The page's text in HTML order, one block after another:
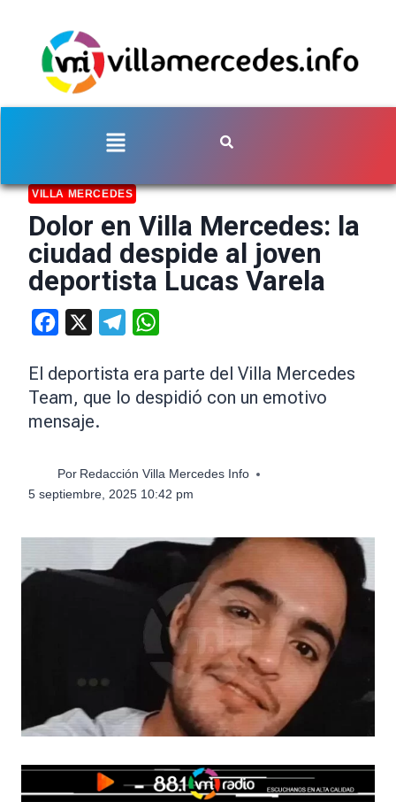
VILLA MERCEDES
Dolor en Villa Mercedes: la
ciudad despide al joven
deportista Lucas Varela
Facebook Telegram
El deportista era parte del Villa Mercedes
Team, que lo despidió con un emotivo
mensaje.
Por Redacción Villa Mercedes Info
5 septiembre, 2025 10:42 pm